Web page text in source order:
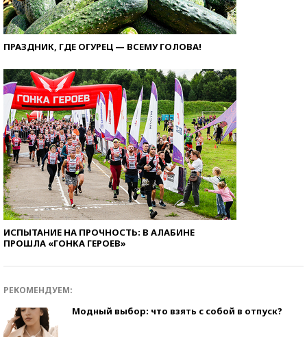
ПРАЗДНИК, ГДЕ ОГУРЕЦ — ВСЕМУ ГОЛОВА!
ИСПЫТАНИЕ НА ПРОЧНОСТЬ: В АЛАБИНЕ
ПРОШЛА «ГОНКА ГЕРОЕВ»
РЕКОМЕНДУЕМ:
Модный выбор: что взять с собой в отпуск?